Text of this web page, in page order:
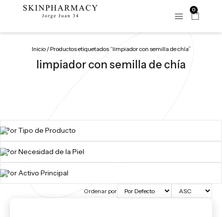
0
Inicio/ Productos etiquetados “limpiador con semilla de chía”
limpiador con semilla de chía
Ordenar por